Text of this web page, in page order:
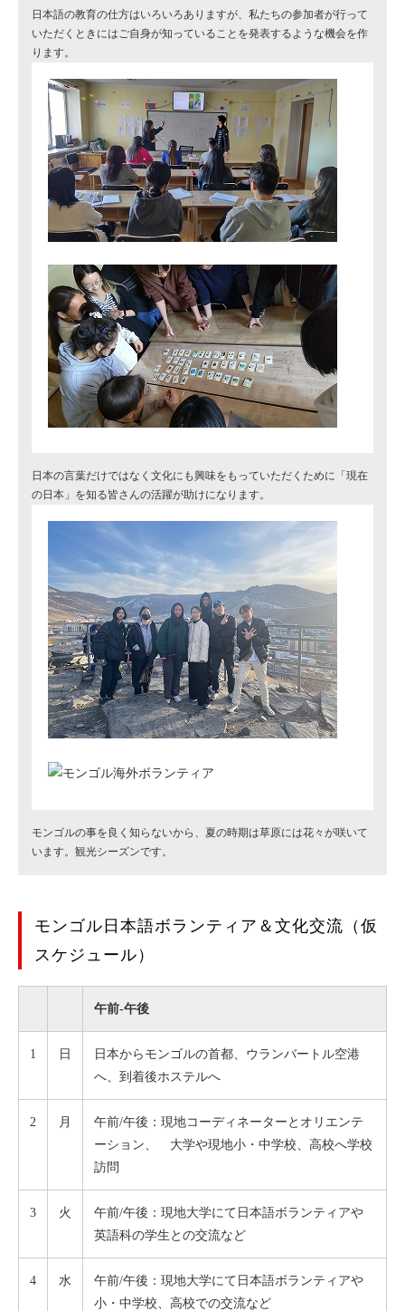
日本語の教育の仕方はいろいろありますが、私たちの参加者が行って
いただくときにはご自身が知っていることを発表するような機会を作
ります。
日本の言葉だけではなく文化にも興味をもっていただくために「現在
の日本」を知る皆さんの活躍が助けになります。
モンゴルの事を良く知らないから、夏の時期は草原には花々が咲いて
います。観光シーズンです。
モンゴル日本語ボランティア＆文化交流（仮
スケジュール）
午前-午後
1 日
日本からモンゴルの首都、ウランバートル空港
へ、到着後ホステルへ
2 月
午前/午後：現地コーディネーターとオリエンテ
ーション、 大学や現地小・中学校、高校へ学校
訪問
3 火
午前/午後：現地大学にて日本語ボランティアや
英語科の学生との交流など
4 水
午前/午後：現地大学にて日本語ボランティアや
小・中学校、高校での交流など